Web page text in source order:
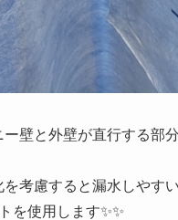
と外壁が直行する部分
考慮すると漏水しやす
を使用します✨✨